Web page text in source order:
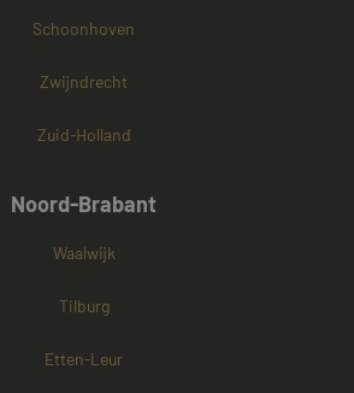
Schoonhoven
Zwijndrecht
Zuid-Holland
Noord-Brabant
Waalwijk
Tilburg
Etten-Leur